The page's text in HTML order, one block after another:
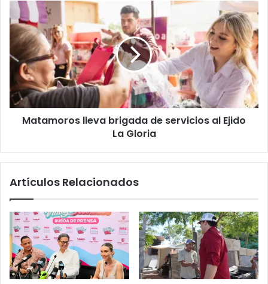
Matamoros lleva brigada de servicios al Ejido
La Gloria
Artículos Relacionados